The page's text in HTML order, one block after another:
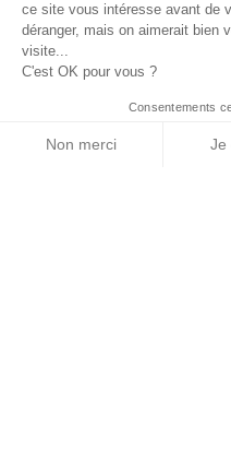
ce site vous intéresse avant de
déranger, mais on aimerait bien
visite...
C'est OK pour vous ?
Consentements
Non merci Je